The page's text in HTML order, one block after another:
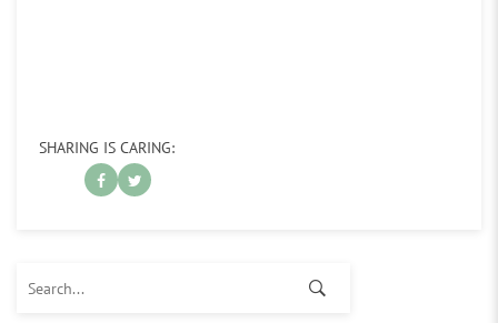
SHARING IS CARING: